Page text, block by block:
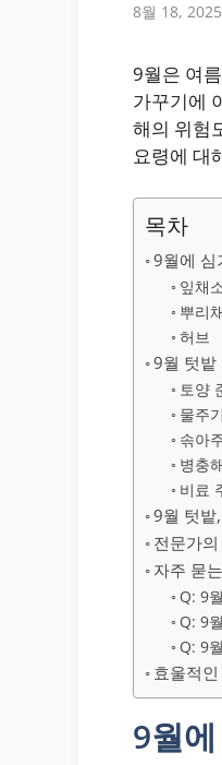
8월 18, 2025
9월은 여
가꾸기에
해의 위험
요령에 대
목차
9월에 심
잎채
뿌리
허브
9월 텃밭
토양
물주기
솎아
병충
비료
9월 텃밭
전문가의
자주 묻
Q: 9
Q: 9
Q: 9
효울적
9월